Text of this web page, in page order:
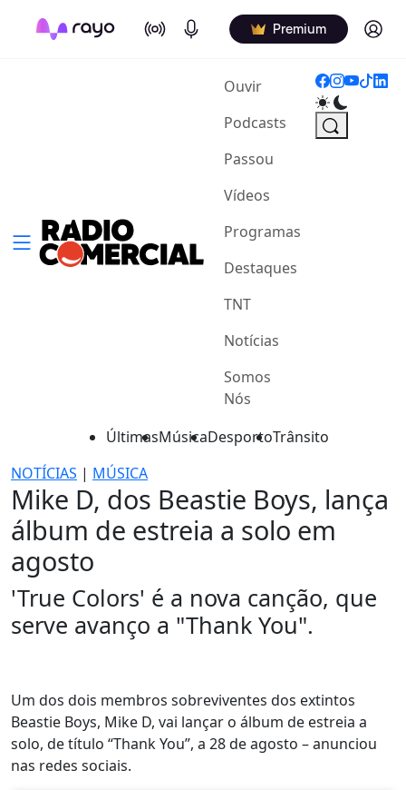
On Air Podcasts Premium Log in
Ouvir(current)
Podcasts
Passou
Vídeos
Programas
Destaques
TNT
Notícias
Somos
Nós
ÚltimasMúsicaDesportoTrânsito
NOTÍCIAS | MÚSICA
Mike D, dos Beastie Boys, lança
álbum de estreia a solo em
agosto
'True Colors' é a nova canção, que
serve avanço a "Thank You".
Um dos dois membros sobreviventes dos extintos
Beastie Boys, Mike D, vai lançar o álbum de estreia a
solo, de título “Thank You”, a 28 de agosto – anunciou
nas redes sociais.